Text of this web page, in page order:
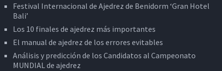
Festival Internacional de Ajedrez de Benidorm ‘Gran Hotel
Bali’
Los 10 finales de ajedrez más importantes
El manual de ajedrez de los errores evitables
Análisis y predicción de los Candidatos al Campeonato
MUNDIAL de ajedrez